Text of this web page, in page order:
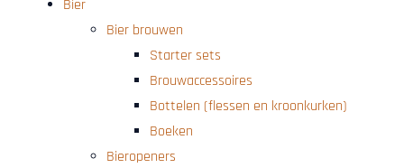
Bier
Bier brouwen
Starter sets
Brouwaccessoires
Bottelen (flessen en kroonkurken)
Boeken
Bieropeners